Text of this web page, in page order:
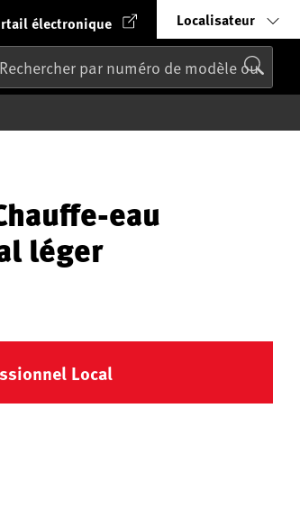
électronique Localisateur
eau
léger
Local